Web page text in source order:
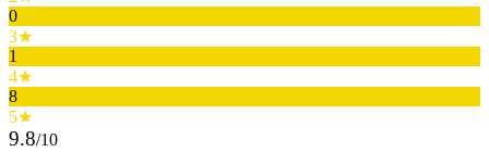
0
3★
1
4★
8
5★
9.8/10